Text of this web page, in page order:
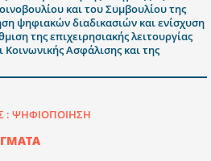
και του Συμβουλίου της
ψηφιακών διαδικασιών και ενίσχυση
της επιχειρησιακής λειτουργίας
Ασφάλισης και της
: ΨΗΦΙΟΠΟΙΗΣΗ